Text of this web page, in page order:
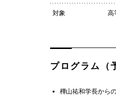
対象 高
プログラム（
樺山祐和学長から